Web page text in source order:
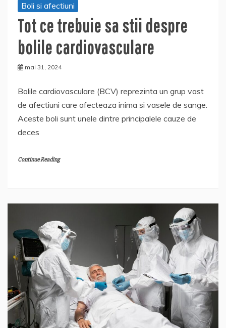
Boli si afectiuni
Tot ce trebuie sa stii despre
bolile cardiovasculare
mai 31, 2024
Bolile cardiovasculare (BCV) reprezinta un grup vast
de afectiuni care afecteaza inima si vasele de sange.
Aceste boli sunt unele dintre principalele cauze de
deces
Continue Reading